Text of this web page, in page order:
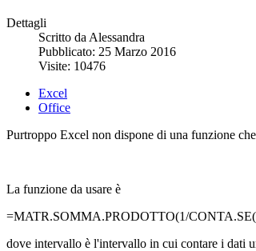
Dettagli
Scritto da Alessandra
Pubblicato: 25 Marzo 2016
Visite: 10476
Excel
Office
Purtroppo Excel non dispone di una funzione
La funzione da usare è
=MATR.SOMMA.PRODOTTO(1/CONTA.SE(
dove intervallo è l'intervallo in cui contare i dati